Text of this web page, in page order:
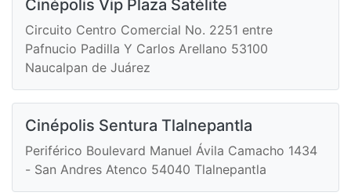
Cinépolis Vip Plaza Satélite
Circuito Centro Comercial No. 2251 entre
Pafnucio Padilla Y Carlos Arellano 53100
Naucalpan de Juárez
Cinépolis Sentura Tlalnepantla
Periférico Boulevard Manuel Ávila Camacho 1434
- San Andres Atenco 54040 Tlalnepantla